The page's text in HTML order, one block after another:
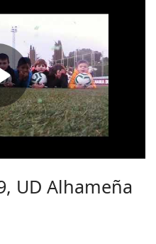
UD Alhameña